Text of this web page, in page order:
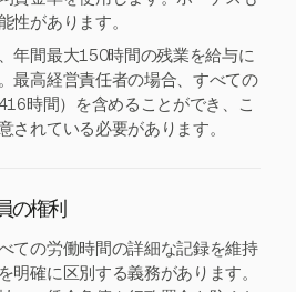
性があります。
年間最大150時間の残業を給与に
最高経営責任者の場合、すべての
時間）を含めることができ、こ
されている必要があります。
の権利
ての労働時間の詳細な記録を維持
明確に区別する義務があります。